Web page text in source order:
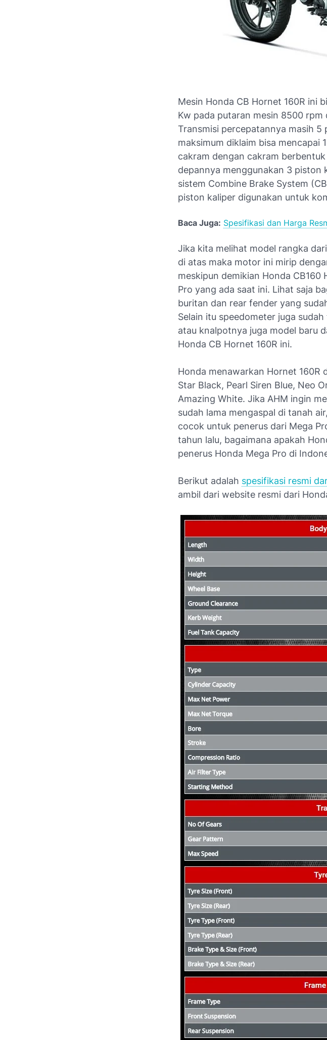
Mesin Honda CB Hornet 160R ini
Kw pada putaran mesin 8500
Transmisi percepatannya masih
maksimum diklaim bisa mencapai
cakram dengan cakram
depannya menggunakan 3 piston
sistem Combine Brake System
piston kaliper digunakan untuk
Baca Juga: Spesifikasi dan Harga
Jika kita melihat model rangka
di atas maka motor ini mirip
meskipun demikian Honda
Pro yang ada saat ini. Lihat saja
buritan dan rear fender yang
Selain itu speedometer juga
atau knalpotnya juga model baru
Honda CB Hornet 160R ini.
Honda menawarkan Hornet 160R
Star Black, Pearl Siren Blue, Neo
Amazing White. Jika AHM ingin
sudah lama mengaspal di tanah
cocok untuk penerus dari Mega
tahun lalu, bagaimana apakah
penerus Honda Mega Pro di
Berikut adalah spesifikasi resmi
ambil dari website resmi dari